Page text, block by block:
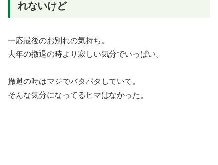
れないけど
一応最後のお別れの気持ち。
去年の撤退の時より寂しい気分でいっぱい。
撤退の時はマジでバタバタしていて。
そんな気分になってるヒマはなかった。